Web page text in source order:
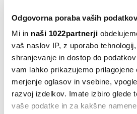
Odgovorna poraba vaših podatkov
Mi in naši 1022partnerji
vaš naslov IP, z uporabo
shranjevanje in dostop do
vam lahko prikazujemo prilagojene
merjenje oglasov in vsebine,
razvoj izdelkov. Imate izbiro glede
vaše podatke in za kakšne
DOGODKI